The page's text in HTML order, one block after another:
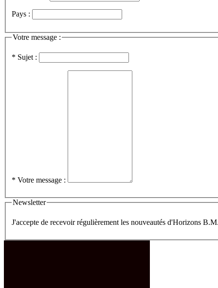
Pays :
Votre message :
* Sujet :
* Votre message :
Newsletter
J'accepte de recevoir régulièrement les nouveautés